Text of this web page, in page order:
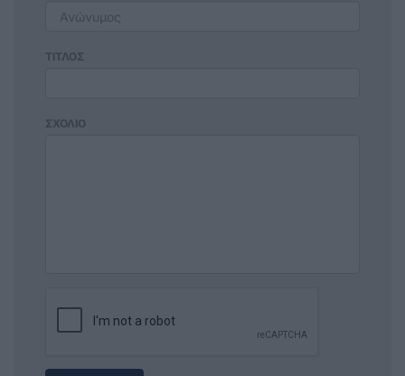
ΤΙΤΛΟΣ
ΣΧΟΛΙΟ